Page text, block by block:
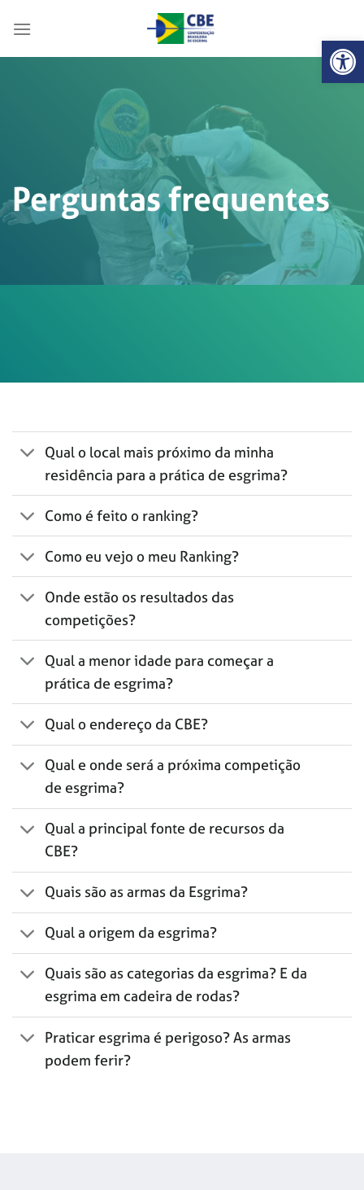
Abrir
Perguntas frequentes
Qual o local mais próximo da minha
residência para a prática de esgrima?
Como é feito o ranking?
Como eu vejo o meu Ranking?
Onde estão os resultados das
competições?
Qual a menor idade para começar a
prática de esgrima?
Qual o endereço da CBE?
Qual e onde será a próxima competição
de esgrima?
Qual a principal fonte de recursos da
CBE?
Quais são as armas da Esgrima?
Qual a origem da esgrima?
Quais são as categorias da esgrima? E da
esgrima em cadeira de rodas?
Praticar esgrima é perigoso? As armas
podem ferir?